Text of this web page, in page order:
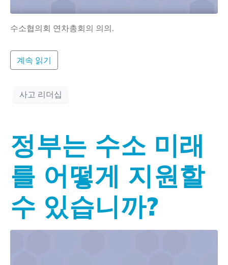
수소협의회 연차총회의 의의.
계속 읽기
사고 리더십
정부는 수소 미래
를 어떻게 지원할
수 있습니까?